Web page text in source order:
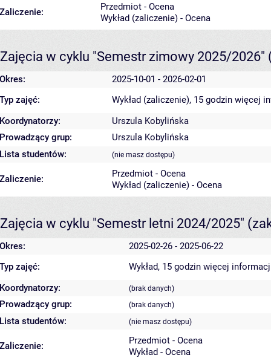
Zaliczenie:
Przedmiot - Ocena
Wykład (zaliczenie) - Ocena
Zajęcia w cyklu "Semestr zimowy 2025/2026"
Okres:
2025-10-01 - 2026-02-01
Typ zajęć:
Wykład (zaliczenie), 15 godzin więcej
Koordynatorzy:
Urszula Kobylińska
Prowadzący grup:
Urszula Kobylińska
Lista studentów:
(nie masz dostępu)
Zaliczenie:
Przedmiot - Ocena
Wykład (zaliczenie) - Ocena
Zajęcia w cyklu "Semestr letni 2024/2025"
Okres:
2025-02-26 - 2025-06-22
Typ zajęć:
Wykład, 15 godzin więcej
Koordynatorzy:
(brak danych)
Prowadzący grup: (brak danych)
Lista studentów: (nie masz dostępu)
Zaliczenie:
Przedmiot - Ocena
Wykład - Ocena